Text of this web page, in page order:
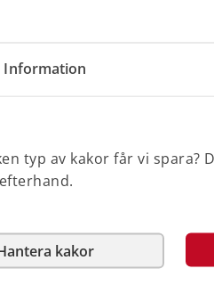
Information
typ av kakor får vi spara?
kakor
till en
har stor
mötesplats
design och
om
våra liv.
och kulturarv.
och publik
samordnas